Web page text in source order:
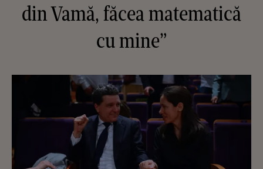
din Vamă, făcea matematică
cu mine”